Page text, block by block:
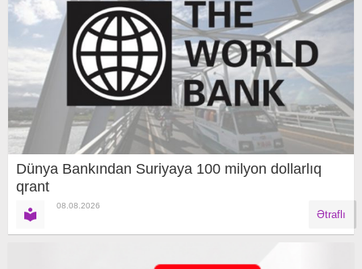
Dünya Bankından Suriyaya 100 milyon dollarlıq
qrant
08.08.2026
Ətraflı